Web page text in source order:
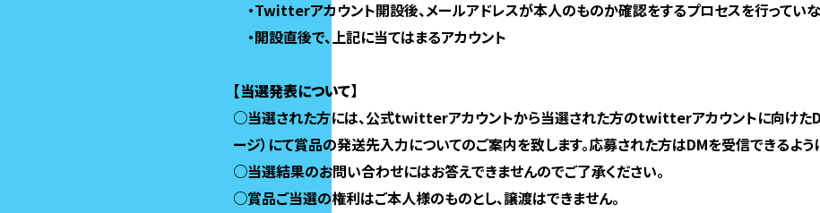
・Twitterアカウント開設後、メールアドレスが本人のものか確認をするプロセスを行ってい
・開設直後で、上記に当てはまるアカウント
【当選発表について】
○当選された方には、公式twitterアカウントから当選された方のtwitterアカウントに向けた
ージ）にて賞品の発送先入力についてのご案内を致します。応募された方はDMを受信できるよう
○当選結果のお問い合わせにはお答えできませんのでご了承ください。
○賞品ご当選の権利はご本人様のものとし、譲渡はできません。